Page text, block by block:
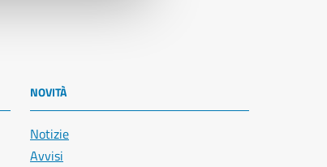
NOVITÀ
Notizie
Avvisi